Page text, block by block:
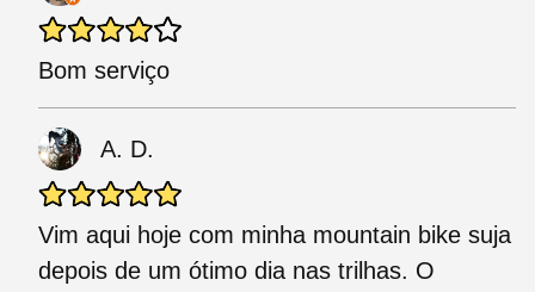
Bom serviço
A. D.
Vim aqui hoje com minha mountain bike suja
depois de um ótimo dia nas trilhas. O